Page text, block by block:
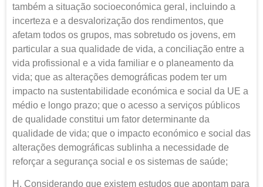
também a situação socioeconómica geral, incluindo a
incerteza e a desvalorização dos rendimentos, que
afetam todos os grupos, mas sobretudo os jovens, em
particular a sua qualidade de vida, a conciliação entre a
vida profissional e a vida familiar e o planeamento da
vida; que as alterações demográficas podem ter um
impacto na sustentabilidade económica e social da UE a
médio e longo prazo; que o acesso a serviços públicos
de qualidade constitui um fator determinante da
qualidade de vida; que o impacto económico e social das
alterações demográficas sublinha a necessidade de
reforçar a segurança social e os sistemas de saúde;
H. Considerando que existem estudos que apontam para